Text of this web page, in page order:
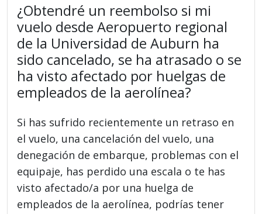
¿Obtendré un reembolso si mi
vuelo desde Aeropuerto regional
de la Universidad de Auburn ha
sido cancelado, se ha atrasado o se
ha visto afectado por huelgas de
empleados de la aerolínea?
Si has sufrido recientemente un retraso en
el vuelo, una cancelación del vuelo, una
denegación de embarque, problemas con el
equipaje, has perdido una escala o te has
visto afectado/a por una huelga de
empleados de la aerolínea, podrías tener